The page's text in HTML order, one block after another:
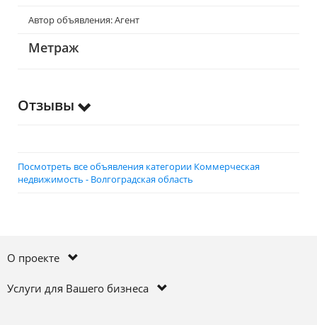
Автор объявления: Агент
Метраж
Отзывы
Посмотреть все объявления категории Коммерческая
недвижимость - Волгоградская область
О проекте
Услуги для Вашего бизнеса